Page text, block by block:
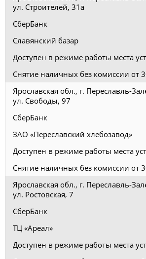
ул. Строителей, 31а
СберБанк
Славянский базар
Доступен в режиме работы места
Снятие наличных без комиссии от
Ярославская обл., г. Переславль-
ул. Свободы, 97
СберБанк
ЗАО «Переславский хлебозавод»
Доступен в режиме работы места
Снятие наличных без комиссии от
Ярославская обл., г. Переславль-
ул. Ростовская, 7
СберБанк
ТЦ «Ареал»
Доступен в режиме работы места